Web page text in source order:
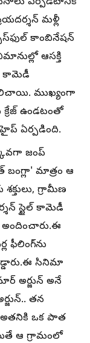
మళ్లీ
కాంబినేషన్
ఆసక్తి
కామెడీ
ముఖ్యంగా
ఉండటంతో
ఏర్పడింది.
జంప్
మాత్రం ఆ
గ్రామీణ
స్టైల్ కామెడీ
అందించారు.ఈ
ఫీలింగ్‌ను
సినిమా
అర్జున్ అనే
తన
అతనికి ఒక పాత
ఆ గ్రామంలో